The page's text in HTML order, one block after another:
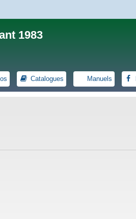
1983
Catalogues Manuels